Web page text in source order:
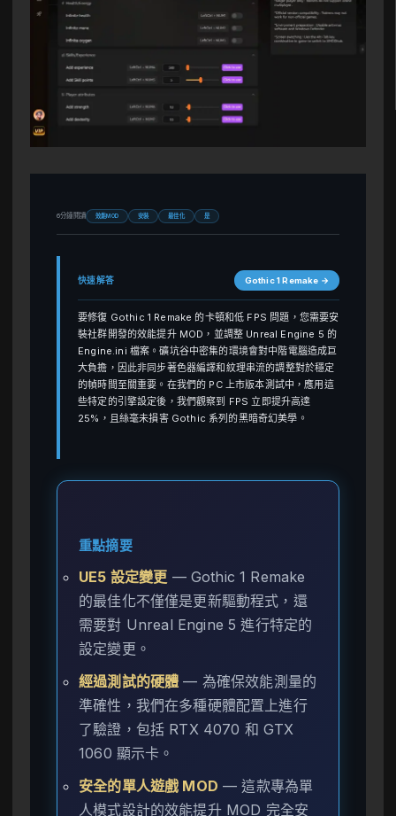
6分鐘閱讀 效能MOD 安裝 最佳化 是
快速解答 Gothic 1 Remake →
要修復 Gothic 1 Remake 的卡頓和低 FPS 問題，您需要安
裝社群開發的效能提升 MOD，並調整 Unreal Engine 5 的
Engine.ini 檔案。礦坑谷中密集的環境會對中階電腦造成巨
大負擔，因此非同步著色器編譯和紋理串流的調整對於穩定
的幀時間至關重要。在我們的 PC 上市版本測試中，應用這
些特定的引擎設定後，我們觀察到 FPS 立即提升高達
25%，且絲毫未損害 Gothic 系列的黑暗奇幻美學。
重點摘要
UE5 設定變更 — Gothic 1 Remake
的最佳化不僅僅是更新驅動程式，還
需要對 Unreal Engine 5 進行特定的
設定變更。
經過測試的硬體 — 為確保效能測量的
準確性，我們在多種硬體配置上進行
了驗證，包括 RTX 4070 和 GTX
1060 顯示卡。
安全的單人遊戲 MOD — 這款專為單
人模式設計的效能提升 MOD 完全安